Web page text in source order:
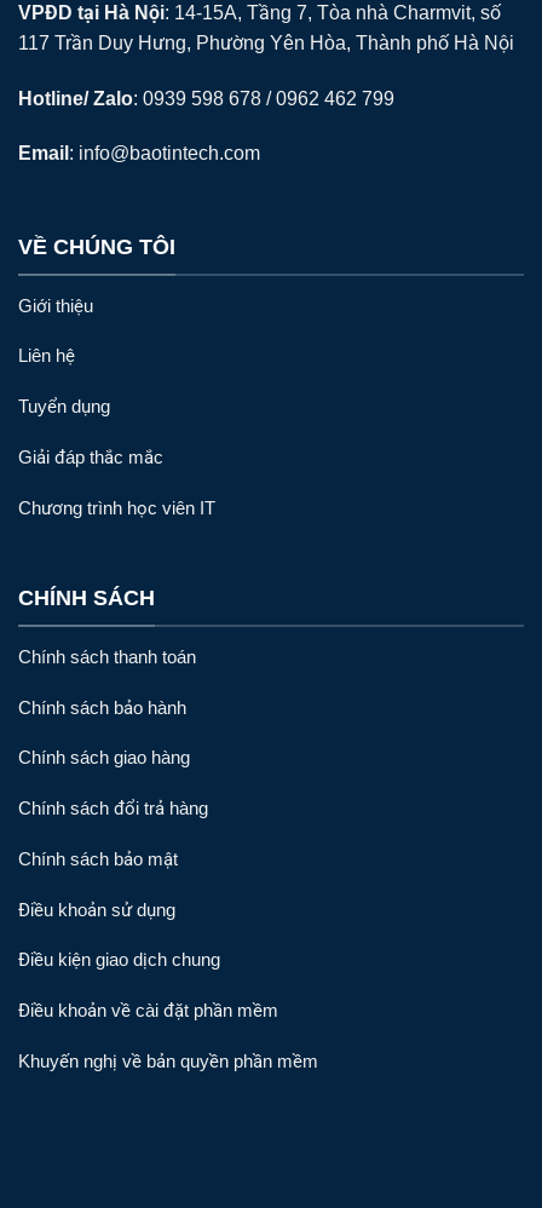
VPĐD tại Hà Nội: 14-15A, Tầng 7, Tòa nhà Charmvit, số
117 Trần Duy Hưng, Phường Yên Hòa, Thành phố Hà Nội
Hotline/ Zalo: 0939 598 678 / 0962 462 799
Email : info@baotintech.com
VỀ CHÚNG TÔI
Giới thiệu
Liên hệ
Tuyển dụng
Giải đáp thắc mắc
Chương trình học viên IT
CHÍNH SÁCH
Chính sách thanh toán
Chính sách bảo hành
Chính sách giao hàng
Chính sách đổi trả hàng
Chính sách bảo mật
Điều khoản sử dụng
Điều kiện giao dịch chung
Điều khoản về cài đặt phần mềm
Khuyến nghị về bản quyền phần mềm